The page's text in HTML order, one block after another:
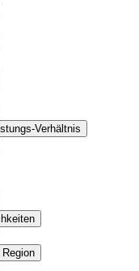
Verhältnis